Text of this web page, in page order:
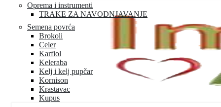
Oprema i instrumenti
TRAKE ZA NAVODNJAVANJE
Semena povrća
Brokoli
Celer
Karfiol
Keleraba
Kelj i kelj pupčar
Kornison
Krastavac
Kupus